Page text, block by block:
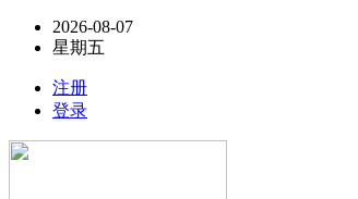
2026-08-07
星期五
注册
登录